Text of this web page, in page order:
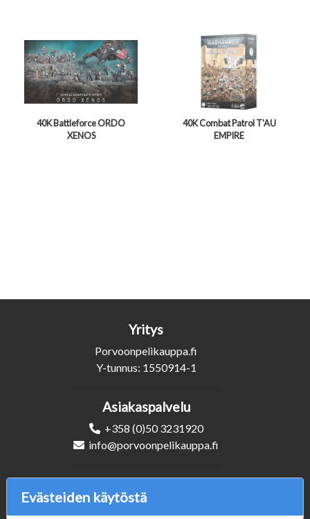
40K Battleforce ORDO
XENOS
40K Combat Patrol T'AU
EMPIRE
Yritys
Porvoonpelikauppa.fi
Y-tunnus: 1550914-1
Asiakaspalvelu
+358 (0)50 3231920
info@porvoonpelikauppa.fi
Evästeiden käytöstä